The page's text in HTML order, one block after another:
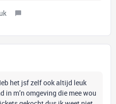
het jsf zelf ook altijd leuk
in m’n omgeving die mee wou